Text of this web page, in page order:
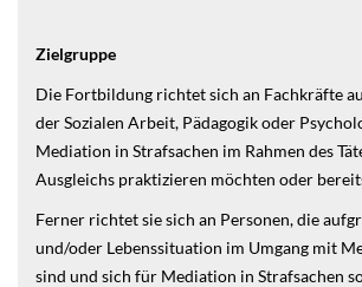
Zielgruppe
Die Fortbildung richtet sich an Fachkräfte
der Sozialen Arbeit, Pädagogik oder
Mediation in Strafsachen im Rahmen des
Ausgleichs praktizieren möchten oder
Ferner richtet sie sich an Personen, die
und/oder Lebenssituation im Umgang mit
sind und sich für Mediation in Strafsachen